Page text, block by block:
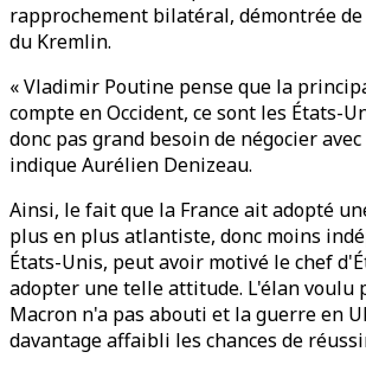
rapprochement bilatéral, démontrée
du Kremlin.
« Vladimir Poutine pense que la
compte en Occident, ce sont les États-
donc pas grand besoin de négocier avec
indique Aurélien Denizeau.
Ainsi, le fait que la France ait adopté
plus en plus atlantiste, donc moins
États-Unis, peut avoir motivé le chef
adopter une telle attitude. L'élan voulu
Macron n'a pas abouti et la guerre en
davantage affaibli les chances de